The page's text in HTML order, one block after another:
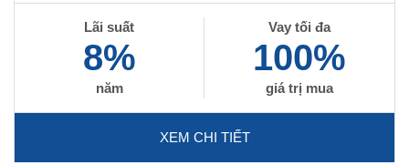
Lãi suất
8%
năm
Vay tối đa
100%
giá trị mua
XEM CHI TIẾT